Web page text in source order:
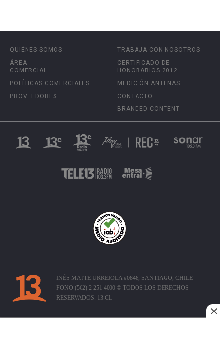
QUIÉNES SOMOS
ÁREA
COMERCIAL
POLÍTICAS COMERCIALES
PROVEEDORES
TRABAJA CON NOSOTROS
CERTIFICADO DE
HONORARIOS 2012
MEDICIÓN ANTENAS
CONTACTO
BRANDED CONTENT
INÉS MATTE URREJOLA #0848, SANTIAGO, CHILE
FONO (562) 2 251 4000 © TODOS LOS DERECHOS
RESERVADOS. 13.CL